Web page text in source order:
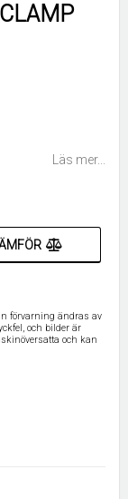
Läs mer...
förvarning ändras av
och bilder är
och kan